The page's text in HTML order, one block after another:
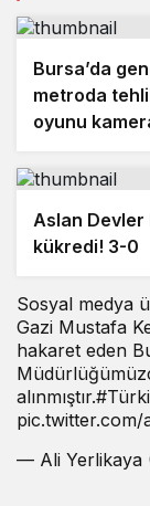
Bursa’da
metroda
oyunu
Aslan Devler
kükredi! 3-0
Sosyal medya
Gazi Mustafa
hakaret eden
pic.twitter.com/
— Ali Yerlikaya